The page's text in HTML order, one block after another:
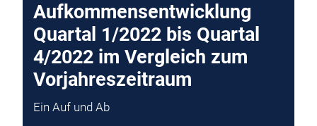
Aufkommensentwicklung
Quartal 1/2022 bis Quartal
4/2022 im Vergleich zum
Vorjahreszeitraum
Ein Auf und Ab